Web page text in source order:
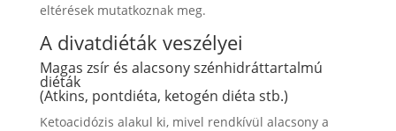
eltérések mutatkoznak meg.
A divatdiéták veszélyei
Magas zsír és alacsony szénhidráttartalmú
diéták
(Atkins, pontdiéta, ketogén diéta stb.)
Ketoacidózis alakul ki, mivel rendkívül alacsony a